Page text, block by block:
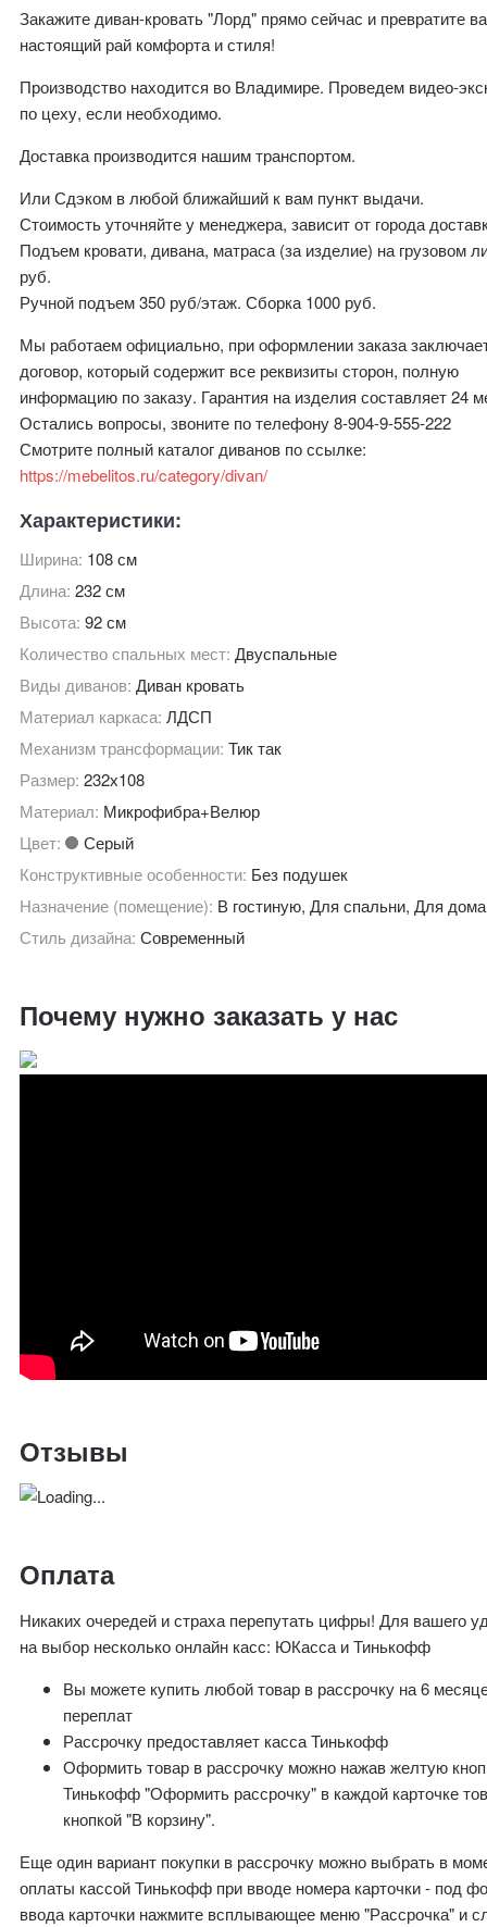
Закажите диван-кровать "Лорд" прямо сейчас и превратите
настоящий рай комфорта и стиля!
Производство находится во Владимире. Проведем видео-
по цеху, если необходимо.
Доставка производится нашим транспортом.
Или Сдэком в любой ближайший к вам пункт выдачи.
Стоимость уточняйте у менеджера, зависит от города
Подъем кровати, дивана, матраса (за изделие) на грузовом
руб.
Ручной подъем 350 руб/этаж. Сборка 1000 руб.
Мы работаем официально, при оформлении заказа
договор, который содержит все реквизиты сторон, полную
информацию по заказу. Гарантия на изделия составляет 24
Остались вопросы, звоните по телефону 8-904-9-555-222
Смотрите полный каталог диванов по ссылке:
https://mebelitos.ru/category/divan/
Характеристики:
Ширина: 108 см
Длина:232 см
Высота:92 см
Количество спальных мест:Двуспальные
Виды диванов:Диван кровать
Материал каркаса:ЛДСП
Механизм трансформации:Тик так
Размер:232х108
Материал: Микрофибра+Велюр
Цвет:
Серый
Конструктивные особенности: Без подушек
Назначение (помещение): В гостиную, Для спальни, Для дома
Стиль дизайна:Современный
Почему нужно заказать у нас
Отзывы
Оплата
Никаких очередей и страха перепутать цифры! Для вашего
на выбор несколько онлайн касс: ЮКасса и Тинькофф
Вы можете купить любой товар в рассрочку на 6
переплат
Рассрочку предоставляет касса Тинькофф
Оформить товар в рассрочку можно нажав желтую
Тинькофф "Оформить рассрочку" в каждой карточке
кнопкой "В корзину".
Еще один вариант покупки в рассрочку можно выбрать в
оплаты кассой Тинькофф при вводе номера карточки - под
ввода карточки нажмите всплывающее меню "Рассрочка" и